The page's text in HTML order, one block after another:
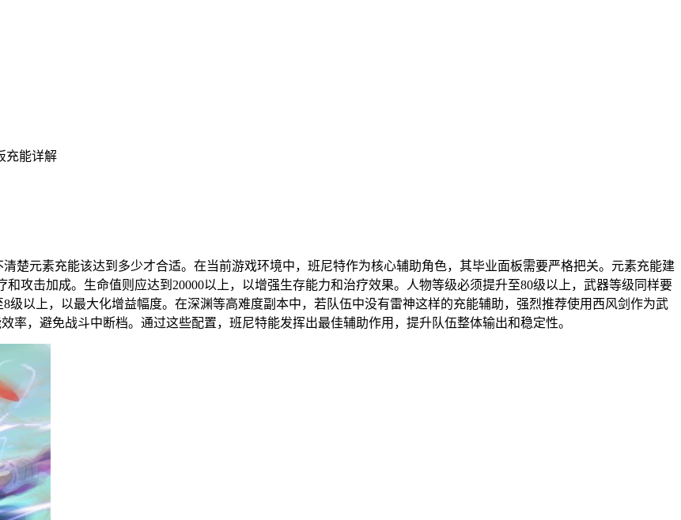
充能详解
楚元素充能该达到多少才合适。在当前游戏环境中，班尼特作为核心辅助角色，其毕业面板需要严格把关。元素充能建
攻击加成。生命值则应达到20000以上，以增强生存能力和治疗效果。人物等级必须提升至80级以上，武器等级同样要
级以上，以最大化增益幅度。在深渊等高难度副本中，若队伍中没有雷神这样的充能辅助，强烈推荐使用西风剑作为武
率，避免战斗中断档。通过这些配置，班尼特能发挥出最佳辅助作用，提升队伍整体输出和稳定性。